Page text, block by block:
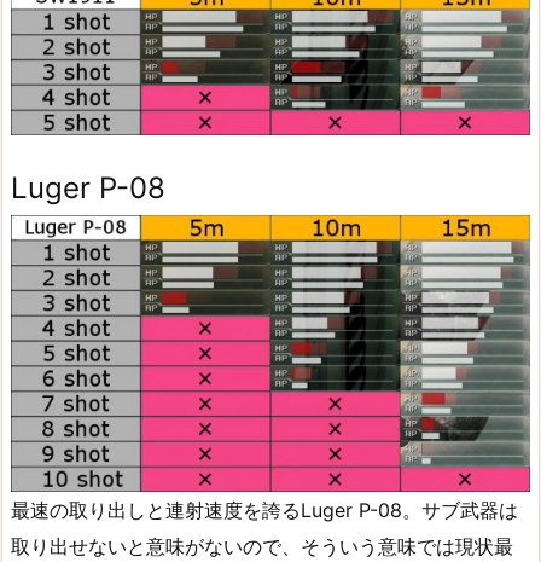
Luger P-08
最速の取り出しと連射速度を誇るLuger P-08。サブ武器は
取り出せないと意味がないので、そういう意味では現状最